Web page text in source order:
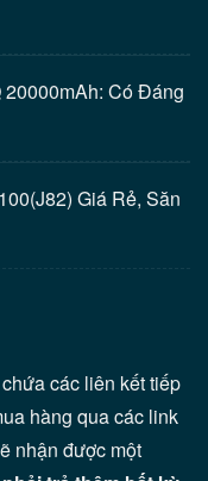
Có Đáng
Giá Rẻ, Săn
các liên kết tiếp
hàng qua các link
nhận được một